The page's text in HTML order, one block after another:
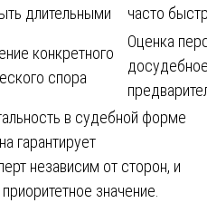
длительными
часто
конкретного
спора
Оценка
в судебной форме
гарантирует
независим от сторон, и
значение.